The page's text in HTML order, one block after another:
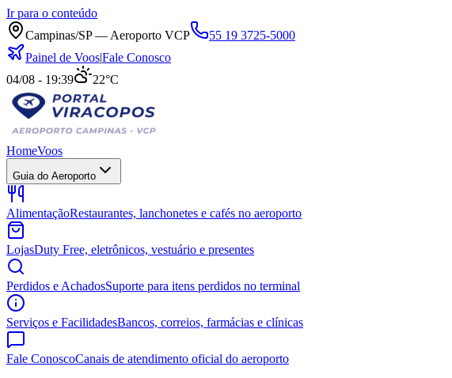
Ir para o conteúdo
Campinas/SP — Aeroporto VCP
55 19 3725-5000
Painel de Voos|Fale Conosco
04/08 - 19:39
22°C
HomeVoos
Guia do Aeroporto
AlimentaçãoRestaurantes, lanchonetes e cafés no aeroporto
LojasDuty Free, eletrônicos, vestuário e presentes
Perdidos e AchadosSuporte para itens perdidos no terminal
Serviços e FacilidadesBancos, correios, farmácias e clínicas
Fale ConoscoCanais de atendimento oficial do aeroporto